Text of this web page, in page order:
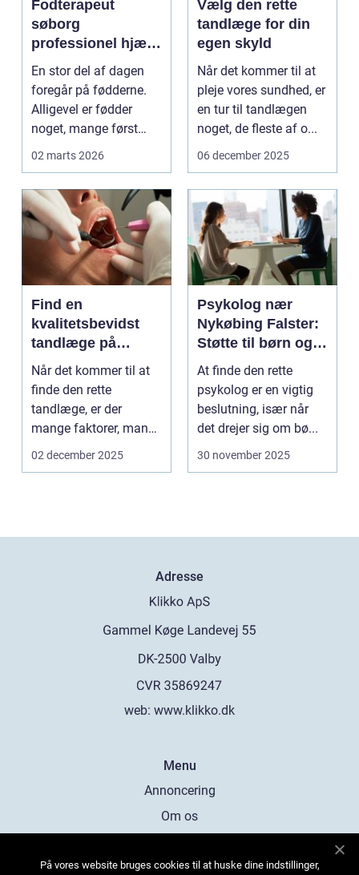
Fodterapeut
søborg
professionel hjælp
til sunde fødder i
hverdagen
En stor del af dagen
foregår på fødderne.
Alligevel er fødder
noget, mange først
02 marts 2026
Vælg den rette
tandlæge for din
egen skyld
Når det kommer til at
pleje vores sundhed, er
en tur til tandlægen
noget, de fleste af o...
06 december 2025
Find en
kvalitetsbevidst
tandlæge på
Vesterbro
Når det kommer til at
finde den rette
tandlæge, er der
mange faktorer, man
bør ov...
02 december 2025
Psykolog nær
Nykøbing Falster:
Støtte til børn og
unge
At finde den rette
psykolog er en vigtig
beslutning, især når
det drejer sig om bø...
30 november 2025
Adresse
web: www.klikko.dk
Menu
Annoncering
Om os
Kontakt os
På vores website bruges cookies til at huske dine indstillinger,